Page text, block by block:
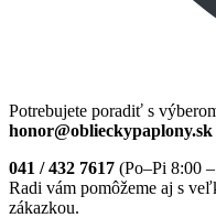
Potrebujete poradiť s
honor@oblieckypaplony.sk
041 / 432 7617 (Po–Pi 8:00
Radi vám pomôžeme aj s
zákazkou.